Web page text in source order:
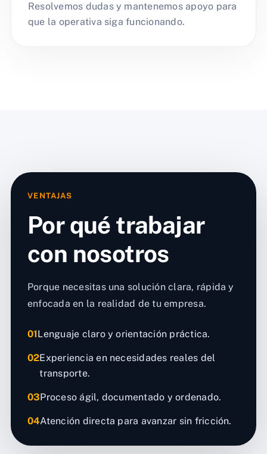
Resolvemos dudas y mantenemos apoyo para
que la operativa siga funcionando.
VENTAJAS
Por qué trabajar
con nosotros
Porque necesitas una solución clara, rápida y
enfocada en la realidad de tu empresa.
01Lenguaje claro y orientación práctica.
02Experiencia en necesidades reales del
transporte.
03Proceso ágil, documentado y ordenado.
04Atención directa para avanzar sin fricción.